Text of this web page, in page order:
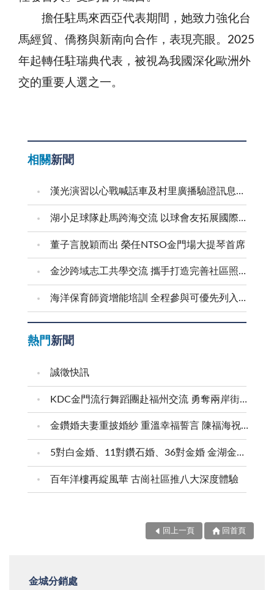
擔任駐馬來西亞代表期間，她致力強化台
馬經貿、僑務與新南向合作，表現亮眼。2025
年起轉任駐瑞典代表，被視為我國深化歐洲外
交的重要人選之一。
相關新聞
漢光演習以心戰喊話車及村里廣播驗證訊息傳遞效能
湖小足球隊赴馬跨海交流 以球會友拓展國際視野
董子言脫穎而出 榮任NTSO金門場大提琴首席
金沙跨域志工共學交流 攜手打造完善社區照顧網絡
海洋保育師資增能培訓 全程參與可優先列入到校宣導講師
熱門新聞
誠徵快訊
KDC金門流行舞蹈團赴福州交流 勇奪兩岸街舞賽三等獎
金鑽婚夫妻重披婚紗 重溫幸福誓言 陳福海祝福牽手半世紀 情深相守成典範
5對白金婚、11對鑽石婚、36對金婚 金湖金沙夫妻共享榮耀時刻 陳福海表揚金鑽婚夫妻 向半世紀相守家庭典範致敬
百年洋樓再綻風華 古崗社區推八大深度體驗
回上一頁 回首頁
金城分銷處